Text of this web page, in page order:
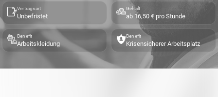
Vertragsart
Unbefristet
Gehalt
ab 16,50 € pro Stunde
Benefit
Arbeitskleidung
Benefit
Krisensicherer Arbeitsplatz